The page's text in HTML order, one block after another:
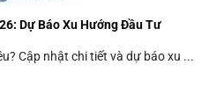
Dự Báo Xu Hướng Đầu Tư
Cập nhật chi tiết và dự báo xu ...